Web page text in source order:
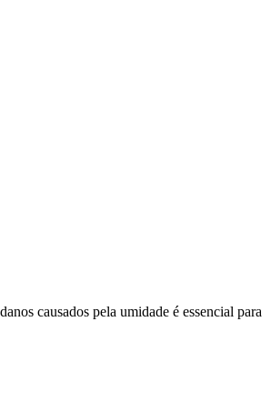
causados pela umidade é essencial para